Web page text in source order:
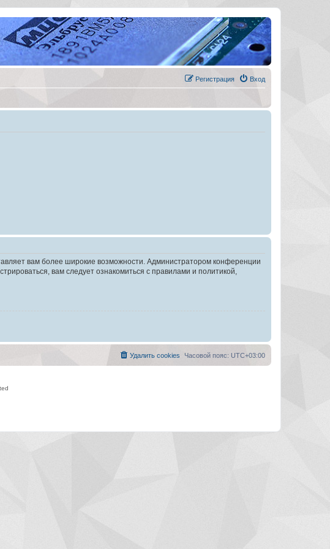
Вход
Регистрация
вам более широкие возможности. Администратором конференции
вам следует ознакомиться с правилами и политикой,
Часовой пояс: UTC+03:00
Удалить cookies